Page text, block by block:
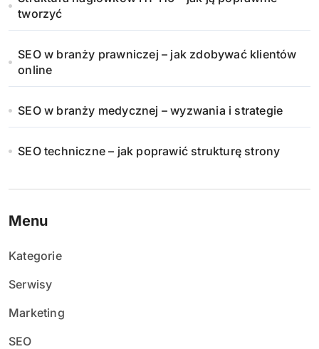
tworzyć
SEO w branży prawniczej – jak zdobywać klientów
online
SEO w branży medycznej – wyzwania i strategie
SEO techniczne – jak poprawić strukturę strony
Menu
Kategorie
Serwisy
Marketing
SEO